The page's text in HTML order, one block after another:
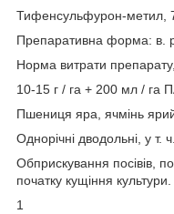
Тифенсульфурон-метил,
Препаративна форма: в.
Норма витрати
10-15 г / га + 200 мл / га
Пшениця яра, ячмінь
Однорічні дводольні, у т.
Обприскування посівів,
початку кущіння культури.
1